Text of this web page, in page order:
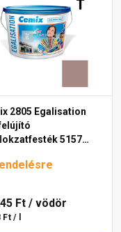
2805 Egalisation
5157
Ft / vödör
/ l